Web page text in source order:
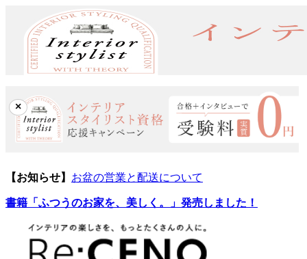
×
【お知らせ】 お盆の営業と配送について
書籍「ふつうのお家を、美しく。」発売しました！